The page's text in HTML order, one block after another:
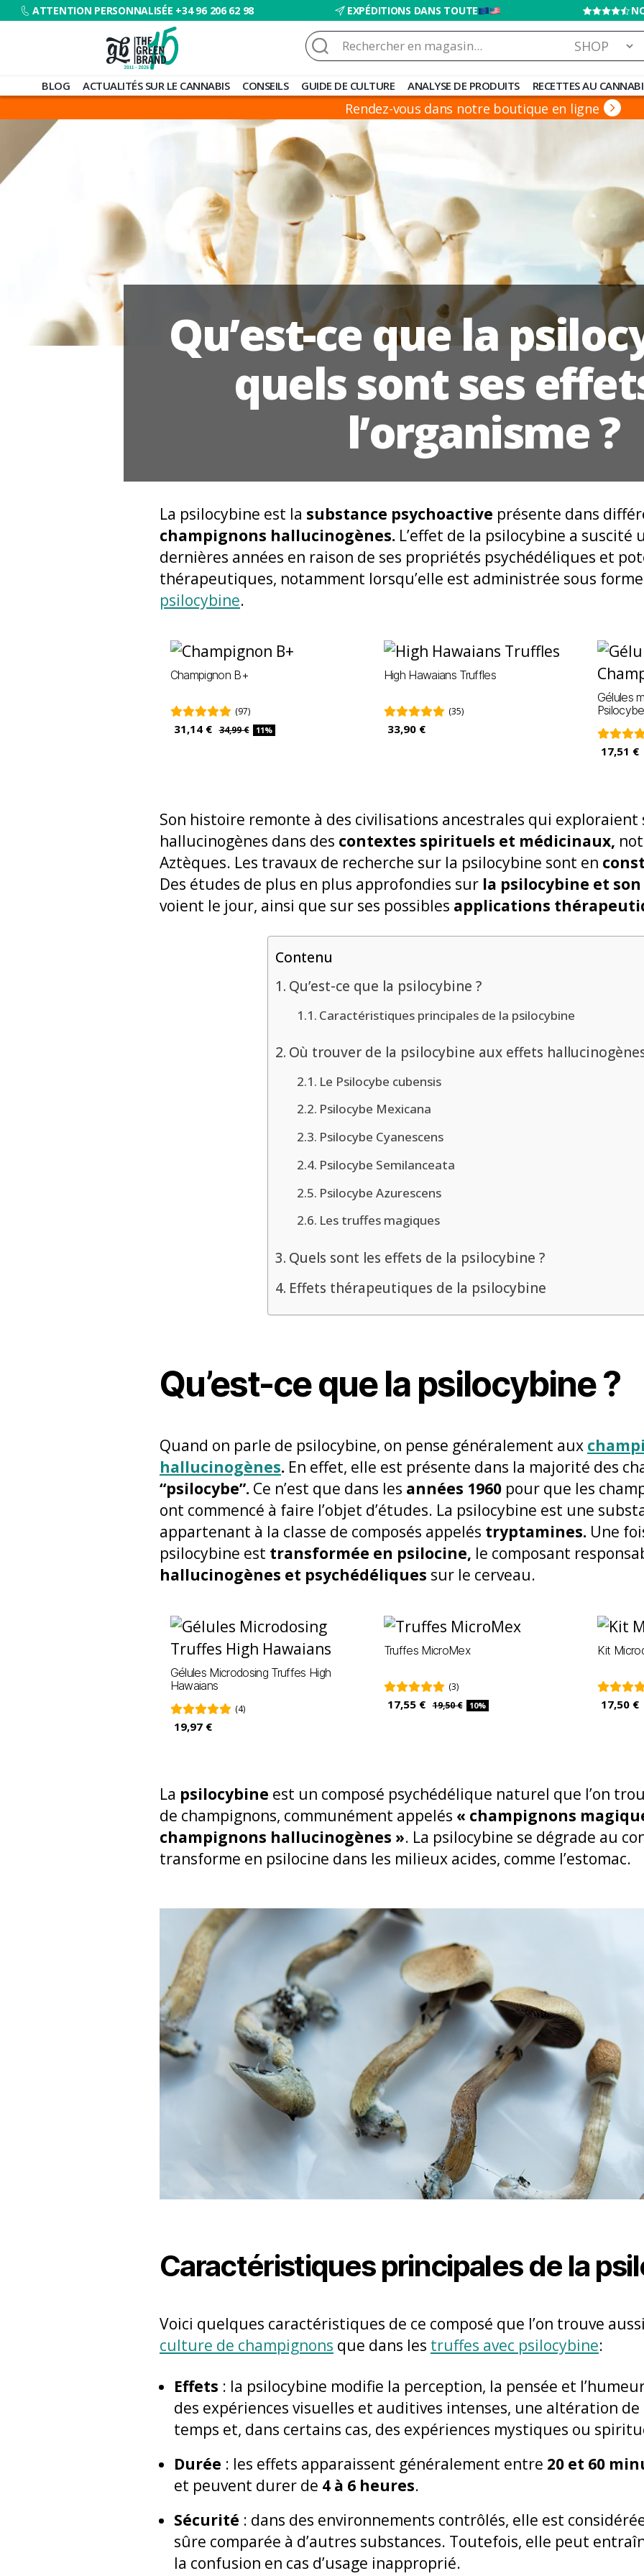
ATTENTION PERSONNALISÉE +34 96 206 62 98 EXPÉDITIONS DANS TOUTE
Blog
de
Barato
Rechercher :
BLOG ACTUALITÉS SUR LE CANNABIS CONSEILS GUIDE DE CULTURE ANALYSE DE PRODUITS RECETTES AU
Rendez-vous dans notre boutique en ligne
Qu’est-ce que la
quels sont ses
l’organisme ?
La psilocybine est la substance psychoactive présente dans
champignons hallucinogènes. L’effet de la psilocybine a
dernières années en raison de ses propriétés psychédéliques et
thérapeutiques, notamment lorsqu’elle est administrée sous
psilocybine.
Champignon B+
(97)
31,14 € 34,99 € 11%
High Hawaians Truffles
(35)
33,90 €
Gélules
Psilocybe
17,51 €
Son histoire remonte à des civilisations ancestrales qui exploraient
hallucinogènes dans des contextes spirituels et médicinaux,
Aztèques. Les travaux de recherche sur la psilocybine sont en
Des études de plus en plus approfondies sur la psilocybine et
voient le jour, ainsi que sur ses possibles applications
Contenu
Qu’est-ce que la psilocybine ?
Caractéristiques principales de la psilocybine
Où trouver de la psilocybine aux effets
Le Psilocybe cubensis
Psilocybe Mexicana
Psilocybe Cyanescens
Psilocybe Semilanceata
Psilocybe Azurescens
Les truffes magiques
Quels sont les effets de la psilocybine ?
Effets thérapeutiques de la psilocybine
Qu’est-ce que la psilocybine ?
Quand on parle de psilocybine, on pense généralement aux
hallucinogènes. En effet, elle est présente dans la majorité des
“psilocybe”. Ce n’est que dans les années 1960 pour que les
ont commencé à faire l’objet d’études. La psilocybine est une
appartenant à la classe de composés appelés tryptamines. Une
psilocybine est transformée en psilocine, le composant
hallucinogènes et psychédéliques sur le cerveau.
Gélules Microdosing Truffes High
Hawaians
(4)
19,97 €
Truffes MicroMex
(3)
17,55 € 19,50 € 10%
Kit
17,50 €
La psilocybine est un composé psychédélique naturel que l’on
de champignons, communément appelés « champignons
champignons hallucinogènes ». La psilocybine se dégrade au
transforme en psilocine dans les milieux acides, comme l’estomac.
Caractéristiques principales de la
Voici quelques caractéristiques de ce composé que l’on trouve
culture de champignons que dans les truffes avec psilocybine:
Effets : la psilocybine modifie la perception, la pensée et
des expériences visuelles et auditives intenses, une altération
temps et, dans certains cas, des expériences mystiques ou
Durée : les effets apparaissent généralement entre 20 et 60
et peuvent durer de 4 à 6 heures.
Sécurité : dans des environnements contrôlés, elle est
sûre comparée à d’autres substances. Toutefois, elle peut
la confusion en cas d’usage inapproprié.